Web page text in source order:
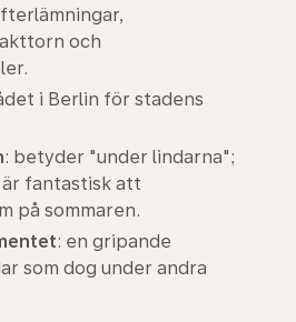
och
i Berlin för stadens
: betyder "under lindarna";
fantastisk att
på sommaren.
: en gripande
som dog under andra